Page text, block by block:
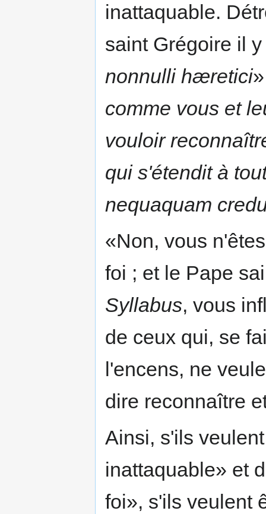
inattaquable.
saint Grégoire il
nonnulli hæretici
comme vous et
vouloir
qui s'étendit à
nequaquam
«Non, vous
foi ; et le Pape
Syllabus, vous
de ceux qui, se
l'encens, ne
dire reconnaître
Ainsi, s'ils
inattaquable» et
foi», s'ils veulent